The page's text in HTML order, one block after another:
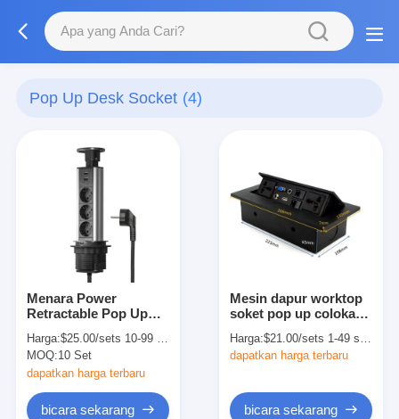
Pop Up Desk Socket (4)
Menara Power
Retractable Pop Up
Listrik Residential
Harga:$25.00/sets 10-99 sets
MOQ:10 Set
dapatkan harga terbaru
bicara sekarang
Mesin dapur worktop
soket pop up colokan
paduan aluminium
Harga:$21.00/sets 1-49 sets
dapatkan harga terbaru
bicara sekarang